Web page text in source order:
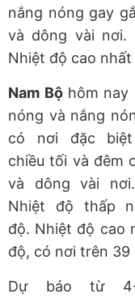
nắng nóng gay
và dông vài nơi.
Nhiệt độ cao
Nam Bộ hôm nay
nóng và nắng
có nơi đặc
chiều tối và đêm
và dông vài
Nhiệt độ thấp
độ. Nhiệt độ cao
độ, có nơi trên 39
Dự báo từ 4-